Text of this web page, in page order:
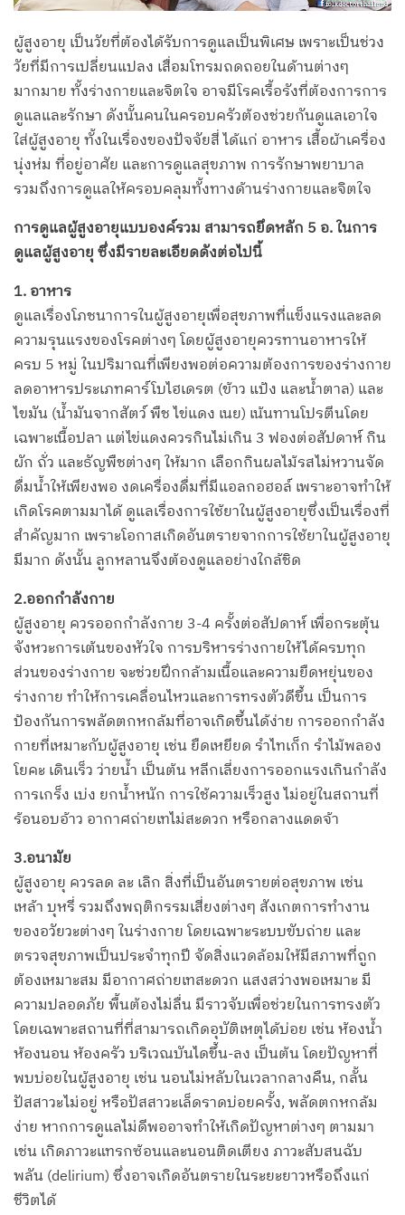
ผู้สูงอายุ เป็นวัยที่ต้องได้รับการดูแลเป็นพิเศษ เพราะเป็นช่วง
วัยที่มีการเปลี่ยนแปลง เสื่อมโทรมถดถอยในด้านต่างๆ
มากมาย ทั้งร่างกายและจิตใจ อาจมีโรคเรื้อรังที่ต้องการการ
ดูแลและรักษา ดังนั้นคนในครอบครัวต้องช่วยกันดูแลเอาใจ
ใส่ผู้สูงอายุ ทั้งในเรื่องของปัจจัยสี่ ได้แก่ อาหาร เสื้อผ้าเครื่อง
นุ่งห่ม ที่อยู่อาศัย และการดูแลสุขภาพ การรักษาพยาบาล
รวมถึงการดูแลให้ครอบคลุมทั้งทางด้านร่างกายและจิตใจ
การดูแลผู้สูงอายุแบบองค์รวม สามารถยึดหลัก 5 อ. ในการ
ดูแลผู้สูงอายุ ซึ่งมีรายละเอียดดังต่อไปนี้
1. อาหาร
ดูแลเรื่องโภชนาการในผู้สูงอายุเพื่อสุขภาพที่แข็งแรงและลด
ความรุนแรงของโรคต่างๆ โดยผู้สูงอายุควรทานอาหารให้
ครบ 5 หมู่ ในปริมาณที่เพียงพอต่อความต้องการของร่างกาย
ลดอาหารประเภทคาร์โบไฮเดรต (ข้าว แป้ง และน้ำตาล) และ
ไขมัน (น้ำมันจากสัตว์ พืช ไข่แดง เนย) เน้นทานโปรตีนโดย
เฉพาะเนื้อปลา แต่ไข่แดงควรกินไม่เกิน 3 ฟองต่อสัปดาห์ กิน
ผัก ถั่ว และธัญพืชต่างๆ ให้มาก เลือกกินผลไม้รสไม่หวานจัด
ดื่มน้ำให้เพียงพอ งดเครื่องดื่มที่มีแอลกอฮอล์ เพราะอาจทำให้
เกิดโรคตามมาได้ ดูแลเรื่องการใช้ยาในผู้สูงอายุซึ่งเป็นเรื่องที่
สำคัญมาก เพราะโอกาสเกิดอันตรายจากการใช้ยาในผู้สูงอายุ
มีมาก ดังนั้น ลูกหลานจึงต้องดูแลอย่างใกล้ชิด
2.ออกกำลังกาย
ผู้สูงอายุ ควรออกกำลังกาย 3-4 ครั้งต่อสัปดาห์ เพื่อกระตุ้น
จังหวะการเต้นของหัวใจ การบริหารร่างกายให้ได้ครบทุก
ส่วนของร่างกาย จะช่วยฝึกกล้ามเนื้อและความยืดหยุ่นของ
ร่างกาย ทำให้การเคลื่อนไหวและการทรงตัวดีขึ้น เป็นการ
ป้องกันการพลัดตกหกล้มที่อาจเกิดขึ้นได้ง่าย การออกกำลัง
กายที่เหมาะกับผู้สูงอายุ เช่น ยืดเหยียด รำไทเก็ก รำไม้พลอง
โยคะ เดินเร็ว ว่ายน้ำ เป็นต้น หลีกเลี่ยงการออกแรงเกินกำลัง
การเกร็ง เบ่ง ยกน้ำหนัก การใช้ความเร็วสูง ไม่อยู่ในสถานที่
ร้อนอบอ้าว อากาศถ่ายเทไม่สะดวก หรือกลางแดดจ้า
3.อนามัย
ผู้สูงอายุ ควรลด ละ เลิก สิ่งที่เป็นอันตรายต่อสุขภาพ เช่น
เหล้า บุหรี่ รวมถึงพฤติกรรมเสี่ยงต่างๆ สังเกตการทำงาน
ของอวัยวะต่างๆ ในร่างกาย โดยเฉพาะระบบขับถ่าย และ
ตรวจสุขภาพเป็นประจำทุกปี จัดสิ่งแวดล้อมให้มีสภาพที่ถูก
ต้องเหมาะสม มีอากาศถ่ายเทสะดวก แสงสว่างพอเหมาะ มี
ความปลอดภัย พื้นต้องไม่ลื่น มีราวจับเพื่อช่วยในการทรงตัว
โดยเฉพาะสถานที่ที่สามารถเกิดอุบัติเหตุได้บ่อย เช่น ห้องน้ำ
ห้องนอน ห้องครัว บริเวณบันไดขึ้น-ลง เป็นต้น โดยปัญหาที่
พบบ่อยในผู้สูงอายุ เช่น นอนไม่หลับในเวลากลางคืน, กลั้น
ปัสสาวะไม่อยู่ หรือปัสสาวะเล็ดราดบ่อยครั้ง, พลัดตกหกล้ม
ง่าย หากการดูแลไม่ดีพออาจทำให้เกิดปัญหาต่างๆ ตามมา
เช่น เกิดภาวะแทรกซ้อนและนอนติดเตียง ภาวะสับสนฉับ
พลัน (delirium) ซึ่งอาจเกิดอันตรายในระยะยาวหรือถึงแก่
ชีวิตได้